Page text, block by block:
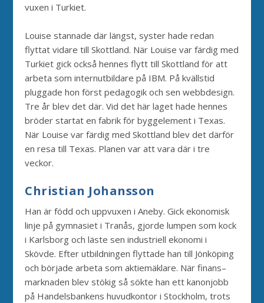
vuxen i Turkiet.
Louise stannade där längst, syster hade redan
flyttat vidare till Skottland. När Louise var färdig med
Turkiet gick också hennes flytt till Skottland för att
arbeta som internutbildare på IBM. På kvällstid
pluggade hon först pedagogik och sen webbdesign.
Tre år blev det där. Vid det här laget hade hennes
bröder startat en fabrik för byggelement i Texas.
När Louise var färdig med Skottland blev det därför
en resa till Texas. Planen var att vara där i tre
veckor.
Christian Johansson
Han är född och uppvuxen i Aneby. Gick ekonomisk
linje på gymnasiet i Tranås, gjorde lumpen som kock
i Karlsborg och läste sen industriell ekonomi i
Skövde. Efter utbildningen flyttade han till Jönköping
och började arbeta som aktiemäklare. När finans–
marknaden blev stökig så sökte han ett kanonjobb
på Handelsbankens huvudkontor i Stockholm, trots